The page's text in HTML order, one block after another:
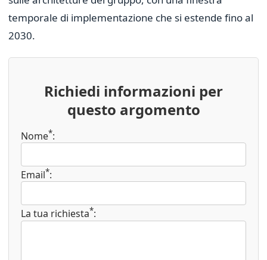
temporale di implementazione che si estende fino al
2030.
Richiedi informazioni per
questo argomento
Nome*:
Email*:
La tua richiesta*: